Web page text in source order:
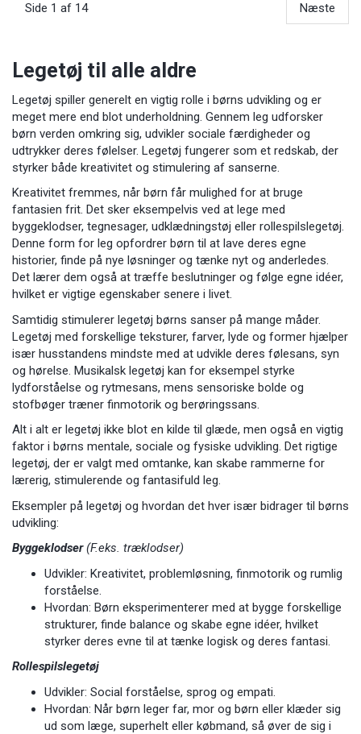
Side 1 af 14 Næste
Legetøj til alle aldre
Legetøj spiller generelt en vigtig rolle i børns udvikling og er
meget mere end blot underholdning. Gennem leg udforsker
børn verden omkring sig, udvikler sociale færdigheder og
udtrykker deres følelser. Legetøj fungerer som et redskab, der
styrker både kreativitet og stimulering af sanserne.
Kreativitet fremmes, når børn får mulighed for at bruge
fantasien frit. Det sker eksempelvis ved at lege med
byggeklodser, tegnesager, udklædningstøj eller rollespilslegetøj.
Denne form for leg opfordrer børn til at lave deres egne
historier, finde på nye løsninger og tænke nyt og anderledes.
Det lærer dem også at træffe beslutninger og følge egne idéer,
hvilket er vigtige egenskaber senere i livet.
Samtidig stimulerer legetøj børns sanser på mange måder.
Legetøj med forskellige teksturer, farver, lyde og former hjælper
især husstandens mindste med at udvikle deres følesans, syn
og hørelse. Musikalsk legetøj kan for eksempel styrke
lydforståelse og rytmesans, mens sensoriske bolde og
stofbøger træner finmotorik og berøringssans.
Alt i alt er legetøj ikke blot en kilde til glæde, men også en vigtig
faktor i børns mentale, sociale og fysiske udvikling. Det rigtige
legetøj, der er valgt med omtanke, kan skabe rammerne for
lærerig, stimulerende og fantasifuld leg.
Eksempler på legetøj og hvordan det hver især bidrager til børns
udvikling:
Byggeklodser (F.eks. træklodser)
Udvikler: Kreativitet, problemløsning, finmotorik og rumlig
forståelse.
Hvordan: Børn eksperimenterer med at bygge forskellige
strukturer, finde balance og skabe egne idéer, hvilket
styrker deres evne til at tænke logisk og deres fantasi.
Rollespilslegetøj
Udvikler: Social forståelse, sprog og empati.
Hvordan: Når børn leger far, mor og børn eller klæder sig
ud som læge, superhelt eller købmand, så øver de sig i